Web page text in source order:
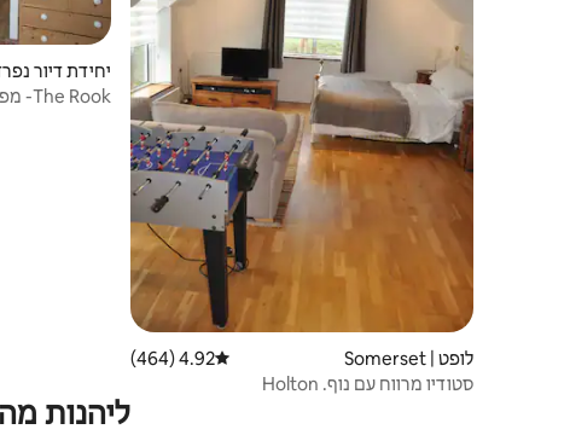
לופט | Somerset דירוג ממוצע של 4.92 מתוך 5, 464 ביקורות
4.92 (464)
סטודיו מרווח עם נוף. Holton
ham
The Rook- מפלט כפרי קטן ומושלם
ליהנות